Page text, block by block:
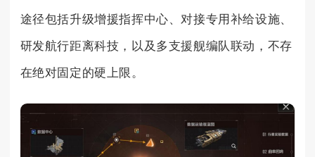
途径包括升级增援指挥中心、对接专用补给设施、
研发航行距离科技，以及多支援舰编队联动，不存
在绝对固定的硬上限。